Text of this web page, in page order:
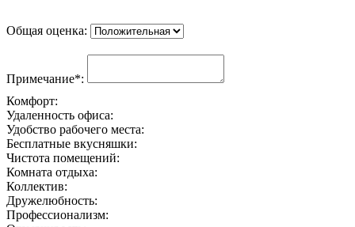
Общая оценка:
Примечание*:
Комфорт:
Удаленность офиса:
Удобство рабочего места:
Бесплатные вкусняшки:
Чистота помещений:
Комната отдыха:
Коллектив:
Дружелюбность:
Профессионализм: